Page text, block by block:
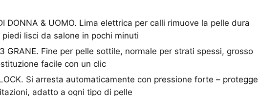
DONNA & UOMO. Lima elettrica per calli rimuove la pelle dura
lisci da salone in pochi minuti
3 GRANE. Fine per pelle sottile, normale per strati spessi, grosso
facile con un clic
LOCK. Si arresta automaticamente con pressione forte – protegge
adatto a ogni tipo di pelle